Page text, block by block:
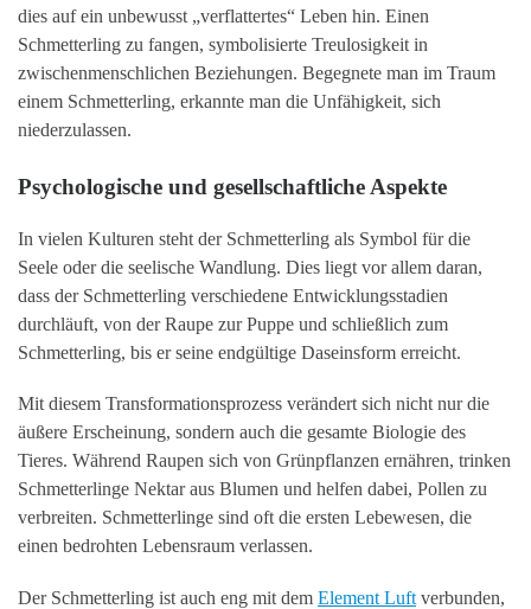
dies auf ein unbewusst „verflattertes“ Leben hin. Einen
Schmetterling zu fangen, symbolisierte Treulosigkeit in
zwischenmenschlichen Beziehungen. Begegnete man im Traum
einem Schmetterling, erkannte man die Unfähigkeit, sich
niederzulassen.
Psychologische und gesellschaftliche Aspekte
In vielen Kulturen steht der Schmetterling als Symbol für die
Seele oder die seelische Wandlung. Dies liegt vor allem daran,
dass der Schmetterling verschiedene Entwicklungsstadien
durchläuft, von der Raupe zur Puppe und schließlich zum
Schmetterling, bis er seine endgültige Daseinsform erreicht.
Mit diesem Transformationsprozess verändert sich nicht nur die
äußere Erscheinung, sondern auch die gesamte Biologie des
Tieres. Während Raupen sich von Grünpflanzen ernähren, trinken
Schmetterlinge Nektar aus Blumen und helfen dabei, Pollen zu
verbreiten. Schmetterlinge sind oft die ersten Lebewesen, die
einen bedrohten Lebensraum verlassen.
Der Schmetterling ist auch eng mit dem Element Luft verbunden,